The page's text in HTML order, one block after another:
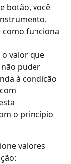
botão, você
como funciona
o valor que
não puder
à condição
o princípio
valores